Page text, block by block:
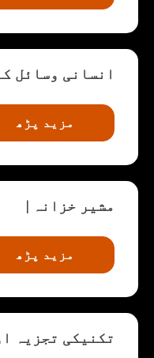
انسانی وسائل
مزید پڑھ
مشیر خزانہ
مزید پڑھ
تکنیکی تجزیہ